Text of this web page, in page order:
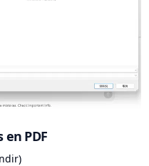
en PDF